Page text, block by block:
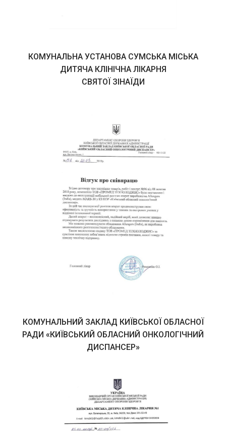
КОМУНАЛЬНА УСТАНОВА СУМСЬКА МІСЬКА
ДИТЯЧА КЛІНІЧНА ЛІКАРНЯ
СВЯТОЇ ЗІНАЇДИ
КОМУНАЛЬНИЙ ЗАКЛАД КИЇВСЬКОЇ ОБЛАСНОЇ
РАДИ «КИЇВСЬКИЙ ОБЛАСНИЙ ОНКОЛОГІЧНИЙ
ДИСПАНСЕР»